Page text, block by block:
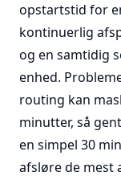
opstartstid for
kontinuerlig
og en samtidig
enhed.
routing kan
minutter, så
en simpel 30
afsløre de mest